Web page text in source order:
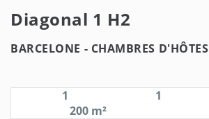
Diagonal 1 H2
BARCELONE - CHAMBRES D'HÔTES
1 1
200 m²